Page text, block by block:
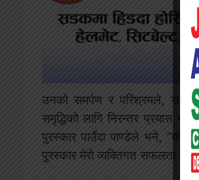
उनको समर्पण र परिश्रमले,
समृद्धिको लागि निरन्तर प्रयास
पुरस्कार पाउँदा पाण्डेले भने, “यो
पुरस्कार मेरो व्यक्तिगत सफलता